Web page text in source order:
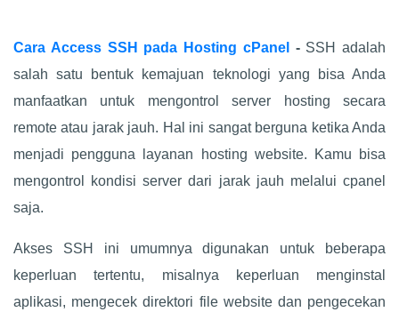
Cara Access SSH pada Hosting cPanel - SSH adalah
salah satu bentuk kemajuan teknologi yang bisa Anda
manfaatkan untuk mengontrol server hosting secara
remote atau jarak jauh. Hal ini sangat berguna ketika Anda
menjadi pengguna layanan hosting website. Kamu bisa
mengontrol kondisi server dari jarak jauh melalui cpanel
saja.
Akses SSH ini umumnya digunakan untuk beberapa
keperluan tertentu, misalnya keperluan menginstal
aplikasi, mengecek direktori file website dan pengecekan